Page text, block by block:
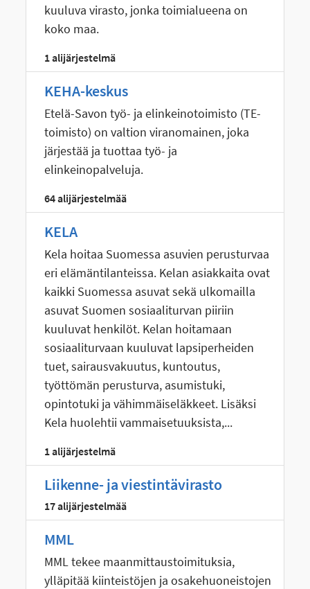
kuuluva virasto, jonka toimialueena on
koko maa.
1 alijärjestelmä
KEHA-keskus
Etelä-Savon työ- ja elinkeinotoimisto (TE-
toimisto) on valtion viranomainen, joka
järjestää ja tuottaa työ- ja
elinkeinopalveluja.
64 alijärjestelmää
KELA
Kela hoitaa Suomessa asuvien perusturvaa
eri elämäntilanteissa. Kelan asiakkaita ovat
kaikki Suomessa asuvat sekä ulkomailla
asuvat Suomen sosiaaliturvan piiriin
kuuluvat henkilöt. Kelan hoitamaan
sosiaaliturvaan kuuluvat lapsiperheiden
tuet, sairausvakuutus, kuntoutus,
työttömän perusturva, asumistuki,
opintotuki ja vähimmäiseläkkeet. Lisäksi
Kela huolehtii vammaisetuuksista,...
1 alijärjestelmä
Liikenne- ja viestintävirasto
17 alijärjestelmää
MML
MML tekee maanmittaustoimituksia,
ylläpitää kiinteistöjen ja osakehuoneistojen